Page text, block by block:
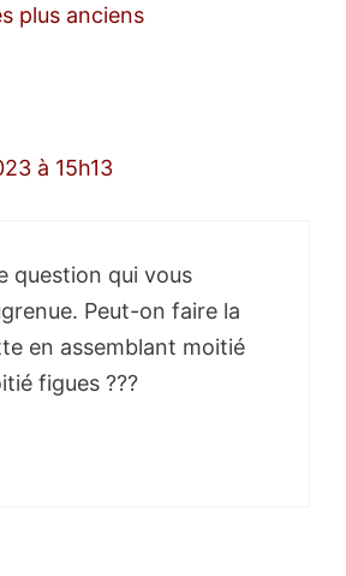
plus anciens
à 15h13
question qui vous
Peut-on faire la
en assemblant moitié
figues ???